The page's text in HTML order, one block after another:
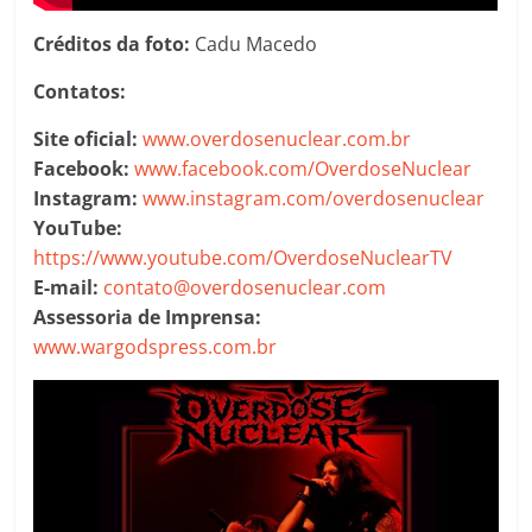
Créditos da foto: Cadu Macedo
Contatos:
Site oficial: www.overdosenuclear.com.br
Facebook:www.facebook.com/OverdoseNuclear
Instagram: www.instagram.com/overdosenuclear
YouTube:
https://www.youtube.com/OverdoseNuclearTV
E-mail: contato@overdosenuclear.com
Assessoria de Imprensa:
www.wargodspress.com.br